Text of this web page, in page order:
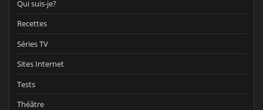
Qui suis-je?
Recettes
Séries TV
Sites Internet
Tests
Théâtre